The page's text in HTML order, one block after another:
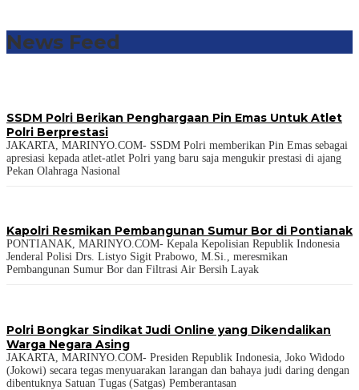
News Feed
SSDM Polri Berikan Penghargaan Pin Emas Untuk Atlet
Polri Berprestasi
JAKARTA, MARINYO.COM- SSDM Polri memberikan Pin Emas sebagai
apresiasi kepada atlet-atlet Polri yang baru saja mengukir prestasi di ajang
Pekan Olahraga Nasional
Kapolri Resmikan Pembangunan Sumur Bor di Pontianak
PONTIANAK, MARINYO.COM- Kepala Kepolisian Republik Indonesia
Jenderal Polisi Drs. Listyo Sigit Prabowo, M.Si., meresmikan
Pembangunan Sumur Bor dan Filtrasi Air Bersih Layak
Polri Bongkar Sindikat Judi Online yang Dikendalikan
Warga Negara Asing
JAKARTA, MARINYO.COM- Presiden Republik Indonesia, Joko Widodo
(Jokowi) secara tegas menyuarakan larangan dan bahaya judi daring dengan
dibentuknya Satuan Tugas (Satgas) Pemberantasan